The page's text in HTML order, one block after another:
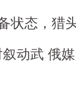
态，猎
武 俄媒